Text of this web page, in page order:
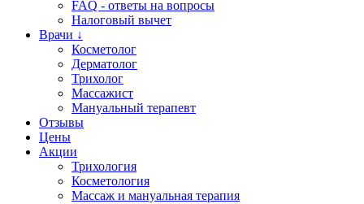
FAQ - ответы на вопросы
Налоговый вычет
Врачи ↓
Косметолог
Дерматолог
Трихолог
Массажист
Мануальный терапевт
Отзывы
Цены
Акции
Трихология
Косметология
Массаж и мануальная терапия